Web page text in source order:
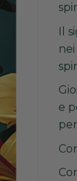
Il
e